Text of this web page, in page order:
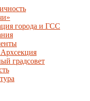
города и ГСС
градсовет